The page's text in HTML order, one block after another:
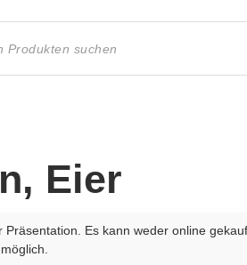
Eier
Präsentation. Es kann weder online